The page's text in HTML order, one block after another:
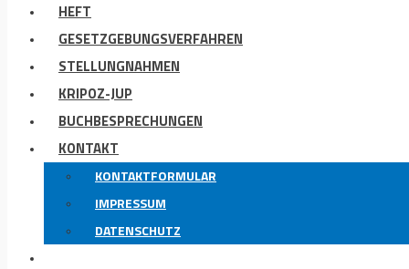
HEFT
GESETZGEBUNGSVERFAHREN
STELLUNGNAHMEN
KRIPOZ-JUP
BUCHBESPRECHUNGEN
KONTAKT
KONTAKTFORMULAR
IMPRESSUM
DATENSCHUTZ